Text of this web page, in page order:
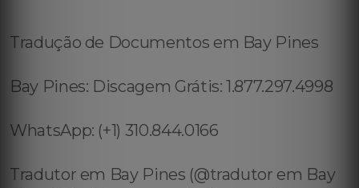
Tradução de Documentos em Bay Pines
Bay Pines: Discagem Grátis: 1.877.297.4998
WhatsApp: (+1) 310.844.0166
Tradutor em Bay Pines (@tradutor em Bay